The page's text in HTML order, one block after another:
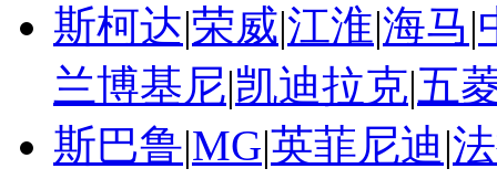
斯柯达|荣威|江淮|海马|
兰博基尼|凯迪拉克|五
斯巴鲁|MG|英菲尼迪|